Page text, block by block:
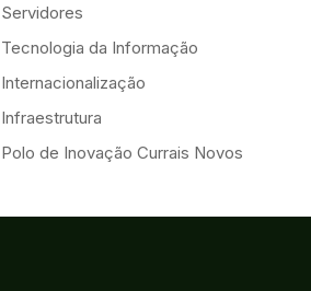
Servidores
Tecnologia da Informação
Internacionalização
Infraestrutura
Polo de Inovação Currais Novos